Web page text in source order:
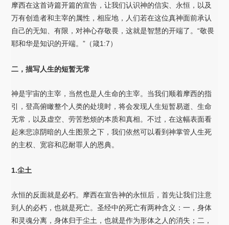
摩西在这首诗篇开篇的宣告，让我们认识神的信实、永恒，以及
万有创造者和主宰的属性，相应地，人们若在这位真神面前承认
自己的无知、有限，对神心存敬畏，这就是智慧的开端了。“敬畏
耶和华是知识的开端。”（箴1:7）
二，描写人生的短暂无常
神是宇宙的主宰，当然也是人生命的主宰。当我们顺着摩西的指
引，登高俯瞰整个人类的处境时，将会发现人生短暂易逝、生命
无常，以及虚空、劳苦愁烦的本质和真相。不过，在这幅表面看
起来悲凉阴暗的人生图景之下，我们依然可以看到神掌管人生死
的主权、宽容和忍耐罪人的恩典。
1.尘土
永恒的反面就是必朽。摩西在宣告神的永恒后，首先让我们注意
到人的必朽，也就是死亡。圣经中的死亡有两种含义：一，身体
和灵魂分离，身体归于尘土，也就是作为形体之人的消失；二，